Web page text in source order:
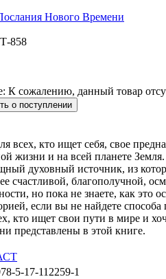
Нового Времени
858
К сожалению, данный товар
всех, кто ищет себя, свое
жизни и на всей планете
духовный источник, из
счастливой, благополучной,
но пока не знаете, как это
если вы не найдете
кто ищет свои пути в мире и
представлены в этой книге.
5-17-112259-1